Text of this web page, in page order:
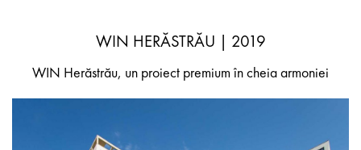
WIN HERĂSTRĂU | 2019
WIN Herăstrău, un proiect premium în cheia armoniei